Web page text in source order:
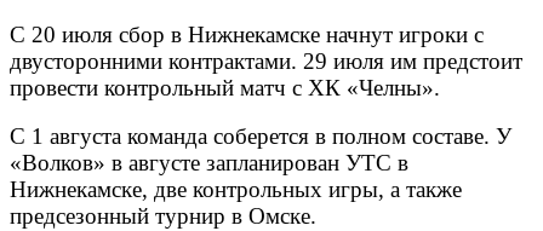
С 20 июля сбор в Нижнекамске начнут игроки с
двусторонними контрактами. 29 июля им предстоит
провести контрольный матч с ХК «Челны».
С 1 августа команда соберется в полном составе. У
«Волков» в августе запланирован УТС в
Нижнекамске, две контрольных игры, а также
предсезонный турнир в Омске.